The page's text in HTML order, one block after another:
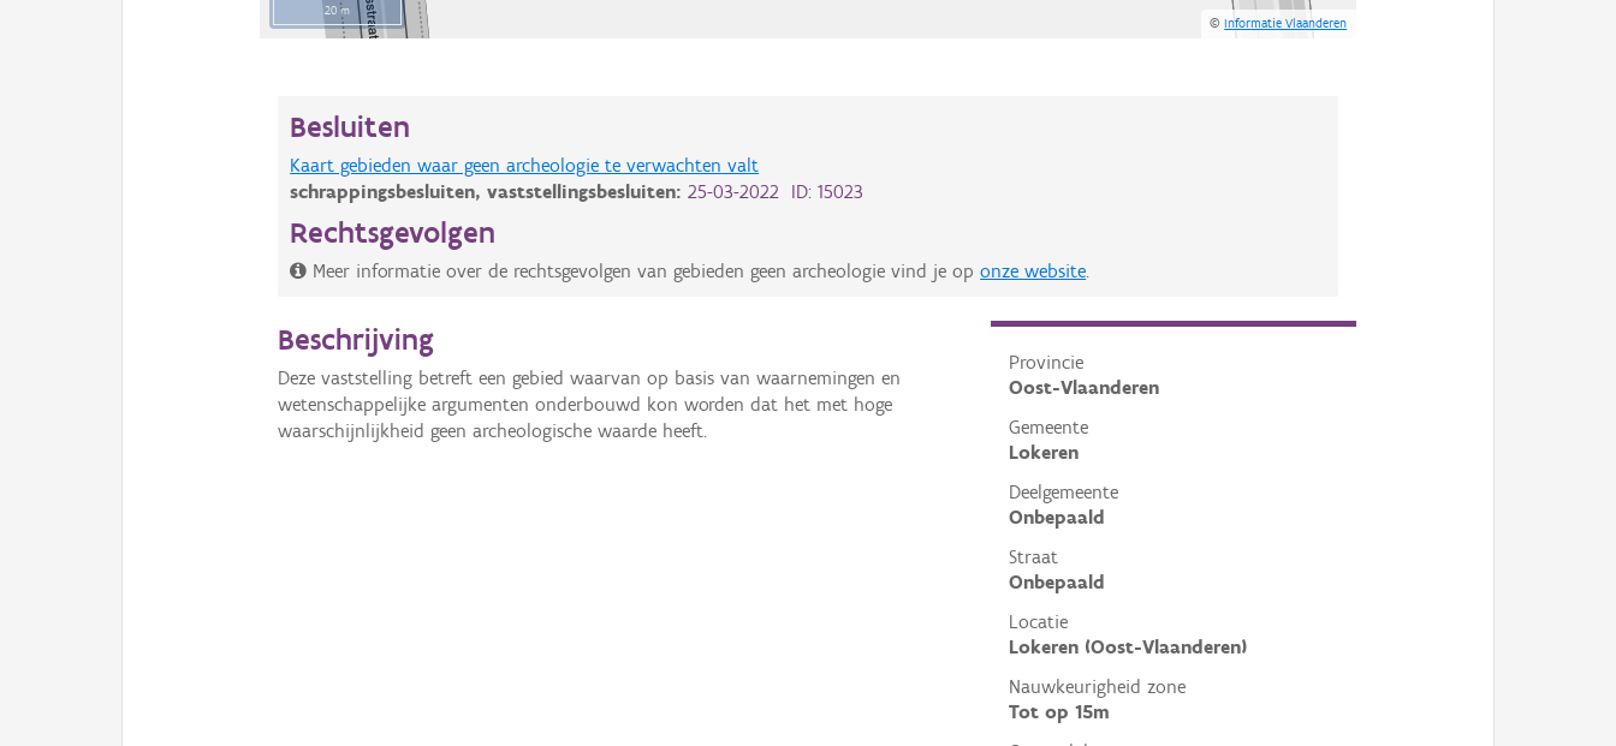
20 m
©Informatie Vlaanderen
Besluiten
Kaart gebieden waar geen archeologie te verwachten valt
schrappingsbesluiten,vaststellingsbesluiten:25-03-2022 ID: 15023
Rechtsgevolgen
Meer informatie over de rechtsgevolgen van gebieden geen archeologie vind je oponze website.
Provincie
Oost-Vlaanderen
Gemeente
Lokeren
Deelgemeente
Onbepaald
Straat
Onbepaald
Locatie
Lokeren (Oost-Vlaanderen)
Nauwkeurigheid zone
Tot op 15m
Beschrijving
Deze vaststelling betreft een gebied waarvan op basis van waarnemingen en
wetenschappelijke argumenten onderbouwd kon worden dat het met hoge
waarschijnlijkheid geen archeologische waarde heeft.